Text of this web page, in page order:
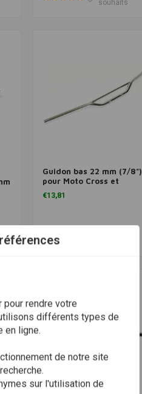
souhaits
Ajouter au panier
Guidon bas 22 mm (7/8")
pour Moto Cross et
Tracker
€13,81
rendre votre
différents types de
en ligne.
de notre site
sur l'utilisation de